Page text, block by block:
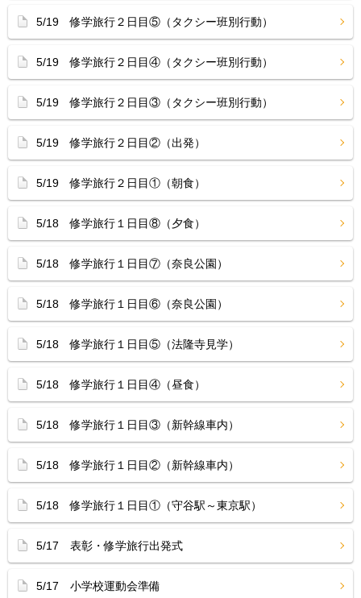
5/19 修学旅行２日目⑤（タクシー班別行動）
5/19 修学旅行２日目④（タクシー班別行動）
5/19 修学旅行２日目③（タクシー班別行動）
5/19 修学旅行２日目②（出発）
5/19 修学旅行２日目①（朝食）
5/18 修学旅行１日目⑧（夕食）
5/18 修学旅行１日目⑦（奈良公園）
5/18 修学旅行１日目⑥（奈良公園）
5/18 修学旅行１日目⑤（法隆寺見学）
5/18 修学旅行１日目④（昼食）
5/18 修学旅行１日目③（新幹線車内）
5/18 修学旅行１日目②（新幹線車内）
5/18 修学旅行１日目①（守谷駅～東京駅）
5/17 表彰・修学旅行出発式
5/17 小学校運動会準備